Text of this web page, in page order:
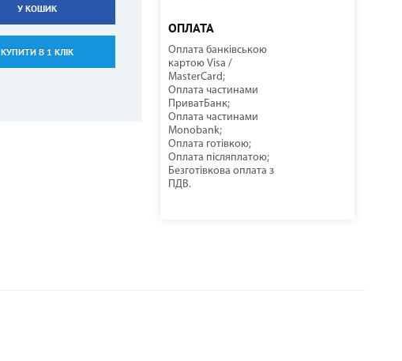
У КОШИК
КУПИТИ В 1 КЛІК
ОПЛАТА
Оплата банківською
картою Visa /
MasterCard;
Оплата частинами
ПриватБанк;
Оплата частинами
Monobank;
Оплата готівкою;
Оплата післяплатою;
Безготівкова оплата з
ПДВ.